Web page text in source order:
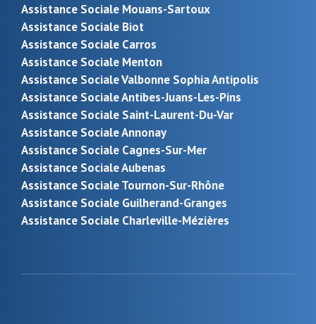
Assistance Sociale Mouans-Sartoux
Assistance Sociale Biot
Assistance Sociale Carros
Assistance Sociale Menton
Assistance Sociale Valbonne Sophia Antipolis
Assistance Sociale Antibes-Juans-Les-Pins
Assistance Sociale Saint-Laurent-Du-Var
Assistance Sociale Annonay
Assistance Sociale Cagnes-Sur-Mer
Assistance Sociale Aubenas
Assistance Sociale Tournon-Sur-Rhône
Assistance Sociale Guilherand-Granges
Assistance Sociale Charleville-Mézières